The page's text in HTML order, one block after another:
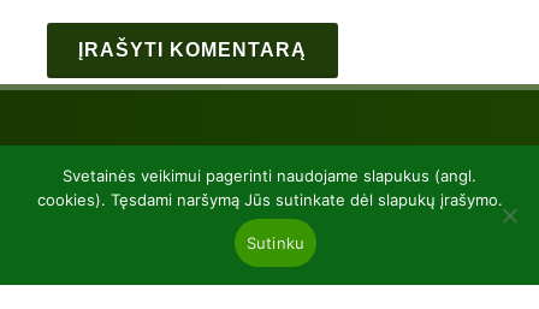
Svetainės veikimui pagerinti naudojame slapukus (angl.
cookies). Tęsdami naršymą Jūs sutinkate dėl slapukų įrašymo.
Sutinku